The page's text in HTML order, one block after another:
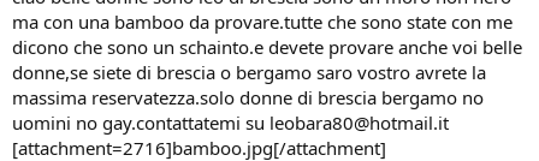
t
e
r
ma con una bamboo da provare.tutte che sono state con me
dicono che sono un schainto.e devete provare anche voi belle
donne,se siete di brescia o bergamo saro vostro avrete la
massima reservatezza.solo donne di brescia bergamo no
uomini no gay.contattatemi su leobara80@hotmail.it
[attachment=2716]bamboo.jpg[/attachment]